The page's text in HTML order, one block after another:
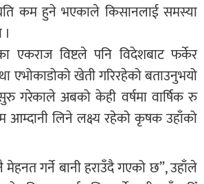
कम हुने भएकाले किसानलाई समस्या
एकराज विष्टले पनि विदेशबाट फर्केर
एभोकाडोको खेती गरिरहेको बताउनुभयो
गरेकाले अबको केही वर्षमा वार्षिक रु
लिने लक्ष्य रहेको कृषक उहाँको
मेहनत गर्ने बानी हराउँदै गएको छ”, उहाँले